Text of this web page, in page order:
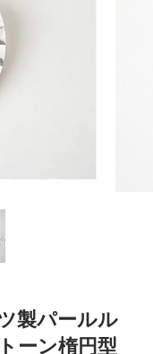
製パールル
ーン楕円型